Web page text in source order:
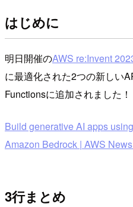
はじめに
明日開催のAWS re:Invent
に最適化された2つの新しい
Functionsに追加されました！
Build generative AI apps
Amazon Bedrock | AWS
3行まとめ